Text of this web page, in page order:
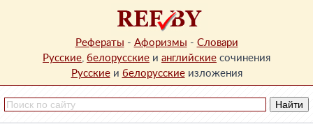
Рефераты - Афоризмы - Словари
Русские, белорусские и английские сочинения
Русскиеи белорусскиеизложения